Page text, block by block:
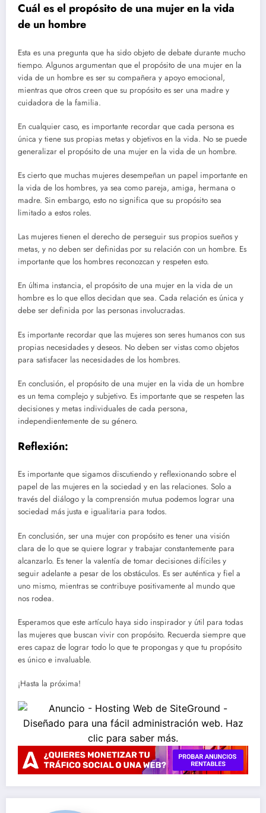
Cuál es el propósito de una mujer en la vida
de un hombre
Esta es una pregunta que ha sido objeto de debate durante mucho
tiempo. Algunos argumentan que el propósito de una mujer en la
vida de un hombre es ser su compañera y apoyo emocional,
mientras que otros creen que su propósito es ser una madre y
cuidadora de la familia.
En cualquier caso, es importante recordar que cada persona es
única y tiene sus propias metas y objetivos en la vida. No se puede
generalizar el propósito de una mujer en la vida de un hombre.
Es cierto que muchas mujeres desempeñan un papel importante en
la vida de los hombres, ya sea como pareja, amiga, hermana o
madre. Sin embargo, esto no significa que su propósito sea
limitado a estos roles.
Las mujeres tienen el derecho de perseguir sus propios sueños y
metas, y no deben ser definidas por su relación con un hombre. Es
importante que los hombres reconozcan y respeten esto.
En última instancia, el propósito de una mujer en la vida de un
hombre es lo que ellos decidan que sea. Cada relación es única y
debe ser definida por las personas involucradas.
Es importante recordar que las mujeres son seres humanos con sus
propias necesidades y deseos. No deben ser vistas como objetos
para satisfacer las necesidades de los hombres.
En conclusión, el propósito de una mujer en la vida de un hombre
es un tema complejo y subjetivo. Es importante que se respeten las
decisiones y metas individuales de cada persona,
independientemente de su género.
Reflexión:
Es importante que sigamos discutiendo y reflexionando sobre el
papel de las mujeres en la sociedad y en las relaciones. Solo a
través del diálogo y la comprensión mutua podemos lograr una
sociedad más justa e igualitaria para todos.
En conclusión, ser una mujer con propósito es tener una visión
clara de lo que se quiere lograr y trabajar constantemente para
alcanzarlo. Es tener la valentía de tomar decisiones difíciles y
seguir adelante a pesar de los obstáculos. Es ser auténtica y fiel a
uno mismo, mientras se contribuye positivamente al mundo que
nos rodea.
Esperamos que este artículo haya sido inspirador y útil para todas
las mujeres que buscan vivir con propósito. Recuerda siempre que
eres capaz de lograr todo lo que te propongas y que tu propósito
es único e invaluable.
¡Hasta la próxima!